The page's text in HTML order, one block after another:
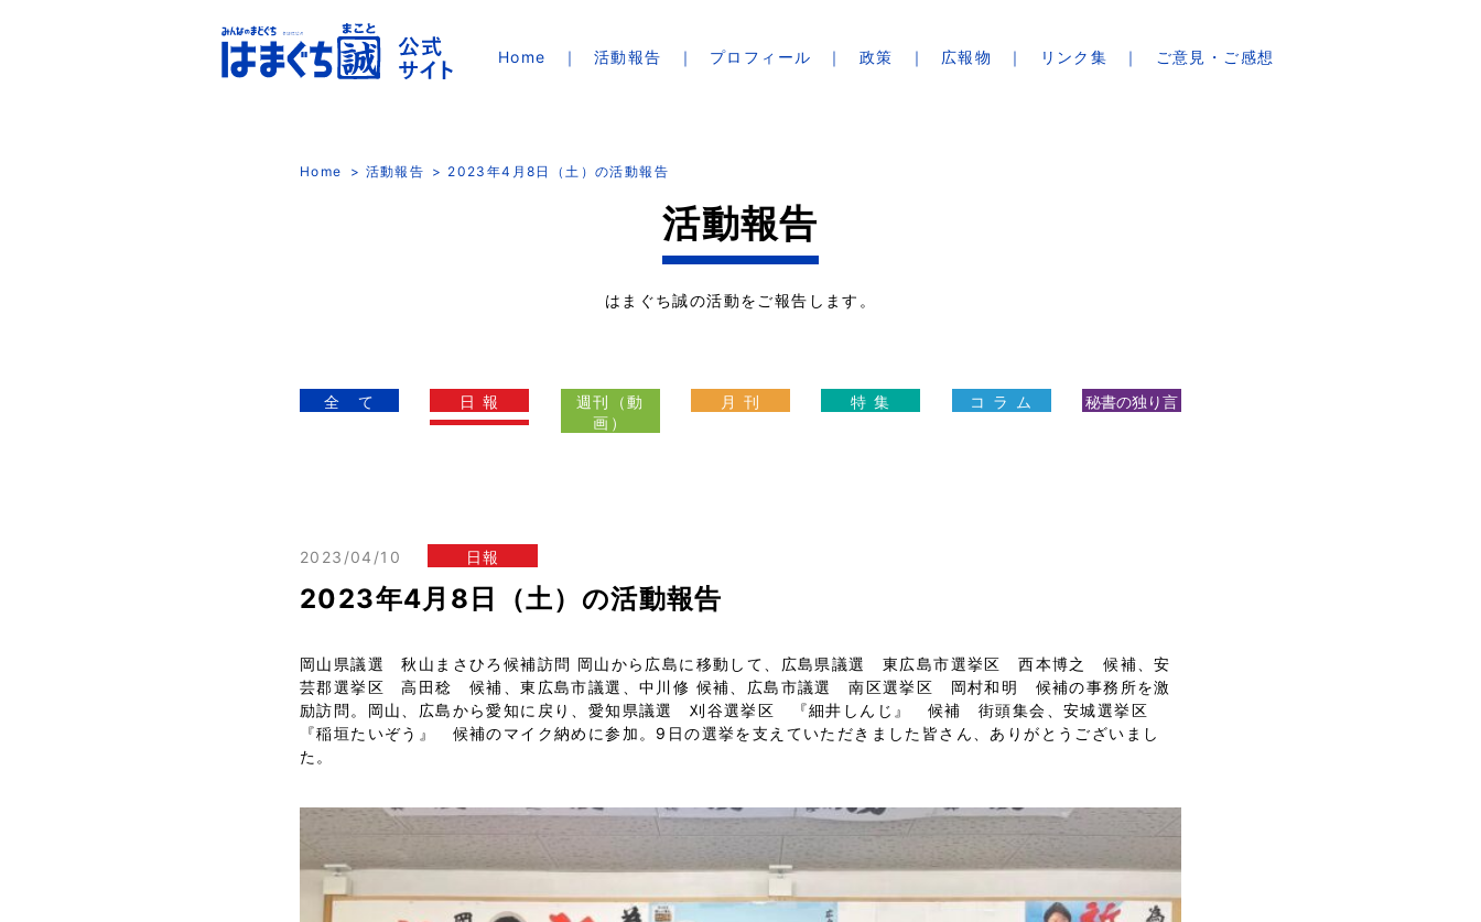
Home 活動報告 プロフィール 政策 広報物 リンク集 ご意見・ご感想
Home 活動報告 2023年4月8日（土）の活動報告
活動報告
はまぐち誠の活動をご報告します。
全 て 日 報
週刊（動
画）
月 刊 特 集 コ ラ ム 秘書の独り言
2023/04/10 日報
2023年4月8日（土）の活動報告
岡山県議選 秋山まさひろ候補訪問 岡山から広島に移動して、広島県議選 東広島市選挙区 西本博之 候補、安
芸郡選挙区 高田稔 候補、東広島市議選、中川修 候補、広島市議選 南区選挙区 岡村和明 候補の事務所を激
励訪問。岡山、広島から愛知に戻り、愛知県議選 刈谷選挙区 『細井しんじ』 候補 街頭集会、安城選挙区
『稲垣たいぞう』 候補のマイク納めに参加。9日の選挙を支えていただきました皆さん、ありがとうございまし
た。